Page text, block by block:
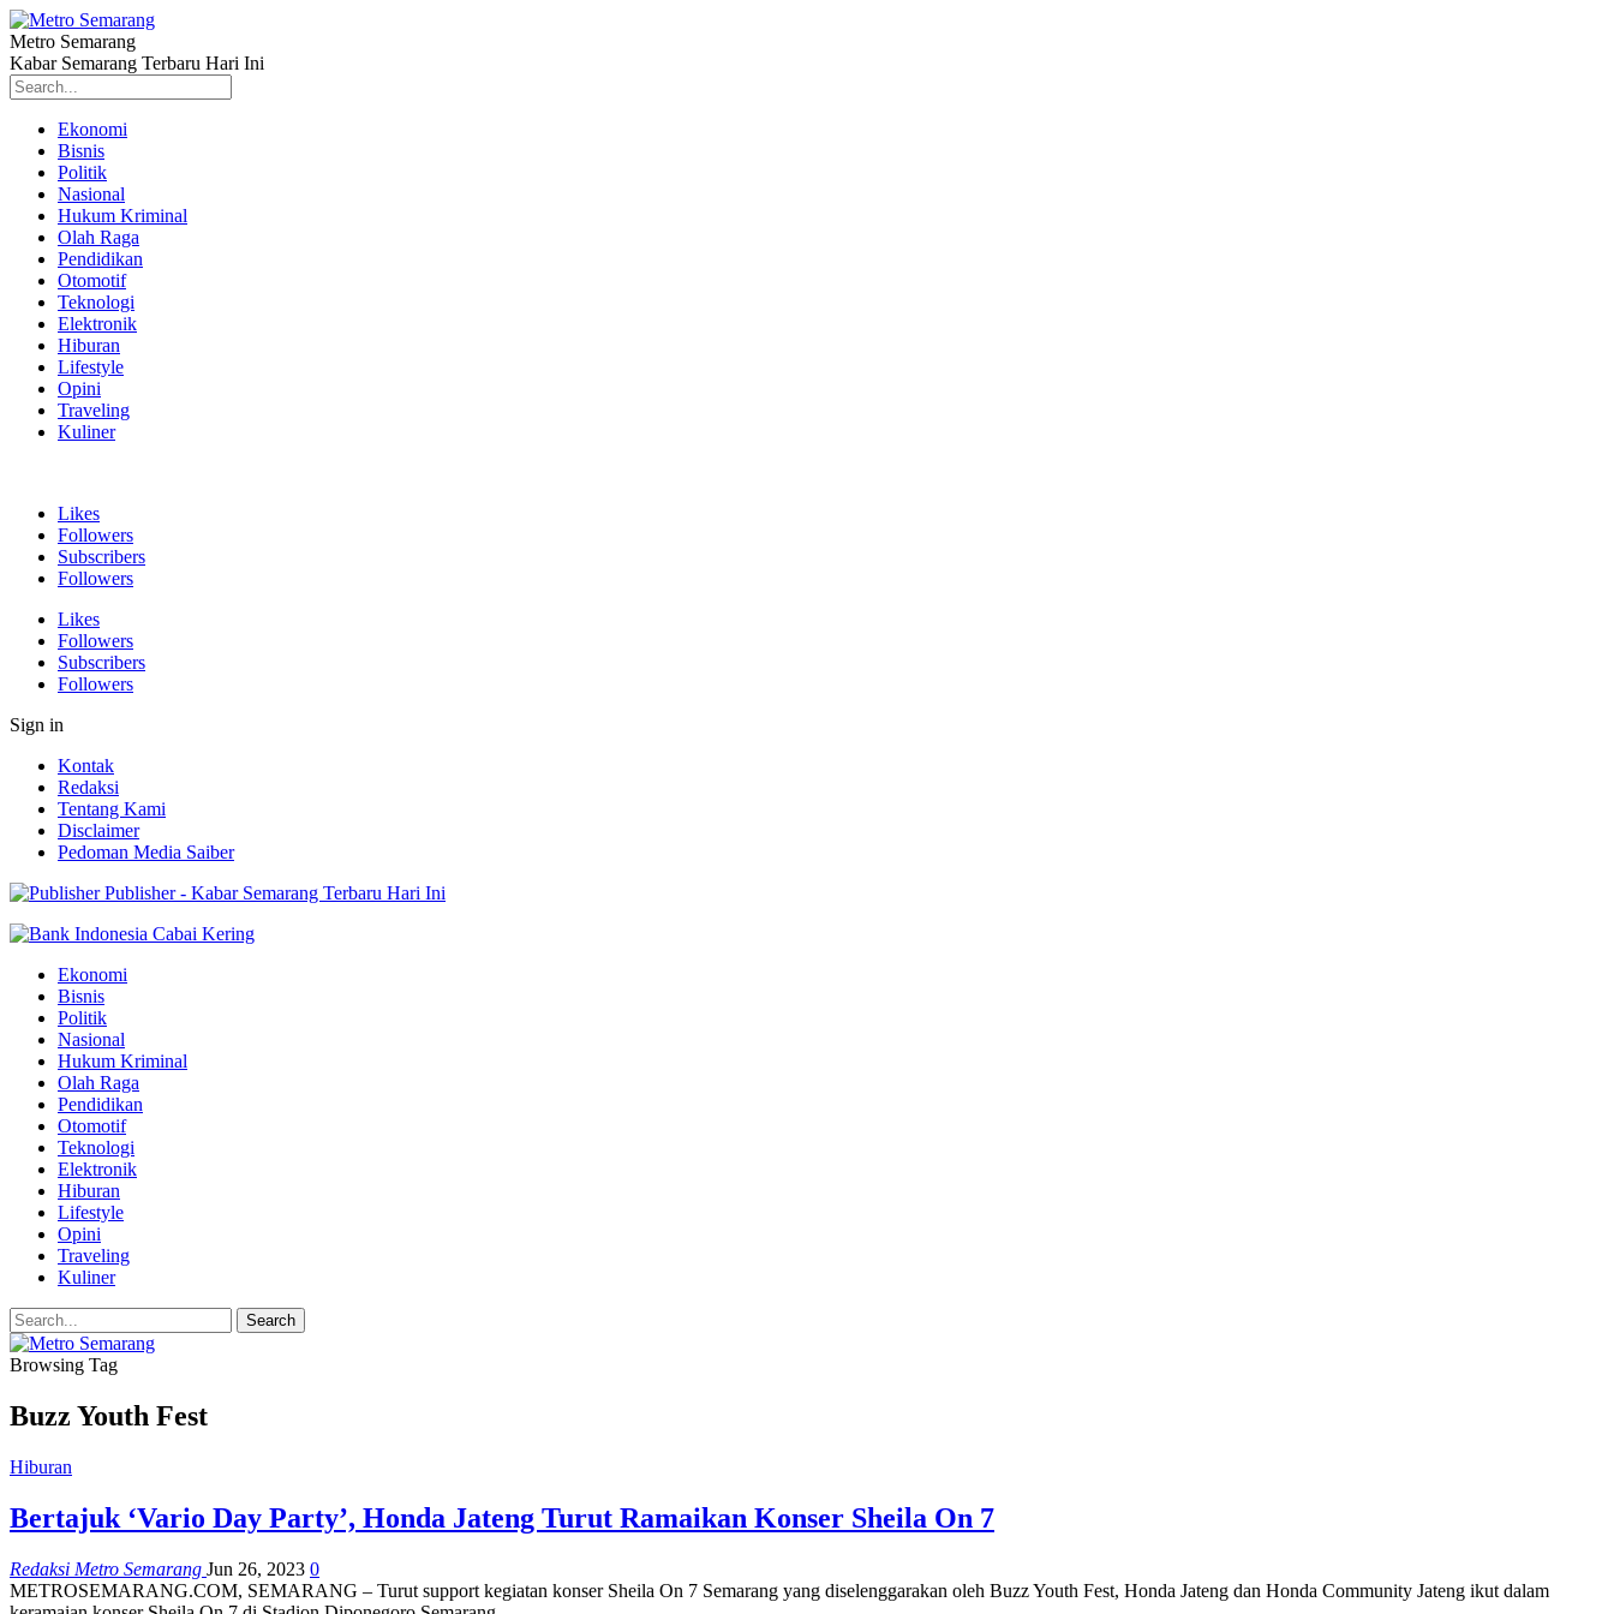
Metro Semarang
Kabar Semarang Terbaru Hari Ini
Ekonomi
Bisnis
Politik
Nasional
Hukum Kriminal
Olah Raga
Pendidikan
Otomotif
Teknologi
Elektronik
Hiburan
Lifestyle
Opini
Traveling
Kuliner
Likes
Followers
Subscribers
Followers
Likes
Followers
Subscribers
Followers
Sign in
Kontak
Redaksi
Tentang Kami
Disclaimer
Pedoman Media Saiber
Publisher - Kabar Semarang Terbaru Hari Ini
Ekonomi
Bisnis
Politik
Nasional
Hukum Kriminal
Olah Raga
Pendidikan
Otomotif
Teknologi
Elektronik
Hiburan
Lifestyle
Opini
Traveling
Kuliner
Browsing Tag
Buzz Youth Fest
Hiburan
Bertajuk ‘Vario Day Party’, Honda Jateng Turut Ramaikan Konser Sheila On 7
Redaksi Metro Semarang Jun 26, 2023 0
METROSEMARANG.COM, SEMARANG – Turut support kegiatan konser Sheila On 7 Semarang yang diselenggarakan oleh Buzz Youth Fest, Honda Jateng dan Honda Community Jateng ikut dalam